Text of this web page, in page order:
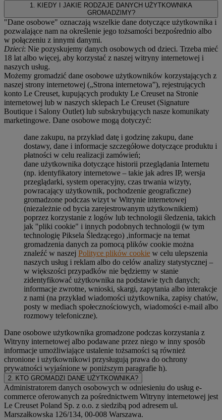
1. KIEDY I JAKIE RODZAJE DANYCH UŻYTKOWNIKA
GROMADZIMY?
"Dane osobowe" oznaczają wszelkie dane dotyczące użytkownika i
pozwalające nam na określenie jego tożsamości bezpośrednio albo
w połączeniu z innymi danymi.
Dzieci: Nie pozyskujemy danych osobowych od dzieci. Trzeba mieć
18 lat albo więcej, aby korzystać z naszej witryny internetowej i
naszych usług.
Możemy gromadzić dane osobowe użytkowników korzystających z
naszej strony internetowej („Strona internetowa”), rejestrujących
konto Le Creuset, kupujących produkty Le Creuset na Stronie
internetowej lub w naszych sklepach Le Creuset (Signature
Boutique i Salony Outlet) lub subskrybujących nasze komunikaty
marketingowe. Dane osobowe mogą dotyczyć:
dane zakupu, na przykład datę i godzinę zakupu, dane
dostawy, dane i informacje szczegółowe dotyczące produktu i
płatności w celu realizacji zamówień;
dane użytkownika dotyczące historii przeglądania Internetu
(np. identyfikatory internetowe – takie jak adres IP, wersja
przeglądarki, system operacyjny, czas trwania wizyty,
powracający użytkownik, pochodzenie geograficzne)
gromadzone podczas wizyt w Witrynie internetowej
(niezależnie od bycia zarejestrowanym użytkownikiem)
poprzez korzystanie z logów lub technologii śledzenia, takich
jak "pliki cookie" i innych podobnych technologii (w tym
technologię Piksela Śledzącego) ,informacje na temat
gromadzenia danych za pomocą plików cookie można
znaleźć w naszej Polityce plików cookie w celu ulepszenia
naszych usług i reklam albo do celów analizy statystycznej –
w większości przypadków nie będziemy w stanie
zidentyfikować użytkownika na podstawie tych danych;
informacje zwrotne, wnioski, skargi, zapytania albo interakcje
z nami (na przykład wiadomości użytkownika, zapisy chatów,
posty w mediach społecznościowych, wiadomości e-mail albo
rozmowy telefoniczne).
Dane osobowe użytkownika gromadzone podczas korzystania z
Witryny internetowej albo podawane przez niego w inny sposób
informacje umożliwiające ustalenie tożsamości są również
chronione i użytkownikowi przysługują prawa do ochrony
prywatności wyjaśnione w poniższym paragrafie h).
2. KTO GROMADZI DANE UŻYTKOWNIKA?
Administratorem danych osobowych w odniesieniu do usług e-
commerce oferowanych za pośrednictwem Witryny internetowej jest
Le Creuset Poland Sp. z o.o. z siedzibą pod adresem ul.
Marszałkowska 126/134, 00-008 Warszawa.